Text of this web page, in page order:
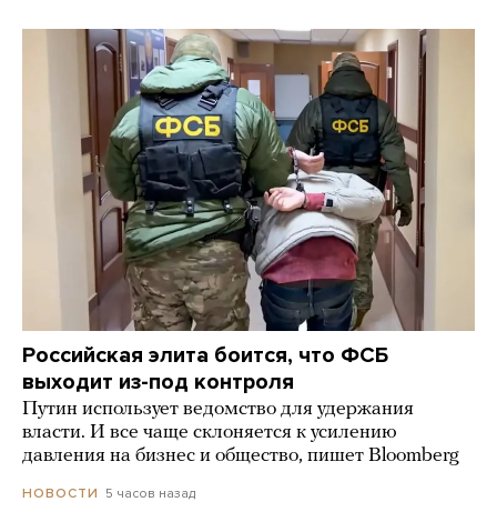
Российская элита боится, что ФСБ
выходит из-под контроля
Путин использует ведомство для удержания
власти. И все чаще склоняется к усилению
давления на бизнес и общество, пишет Bloomberg
НОВОСТИ 5 часов назад